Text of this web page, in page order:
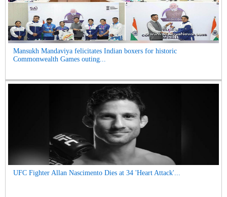
Mansukh Mandaviya felicitates Indian boxers for historic
Commonwealth Games outing...
UFC Fighter Allan Nascimento Dies at 34 'Heart Attack'...